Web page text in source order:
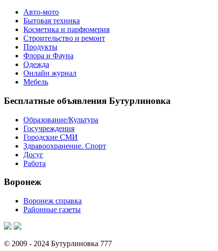
Авто-мото
Бытовая техника
Косметика и парфюмерия
Строительство и ремонт
Продукты
Флора и Фауна
Одежда
Онлайн журнал
Мебель
Бесплатные объявления Бутурлиновка
Образование/Культура
Госучреждения
Городские СМИ
Здравоохранение. Спорт
Досуг
Работа
Воронеж
Воронеж справка
Районные газеты
© 2009 - 2024 Бутурлиновка 777